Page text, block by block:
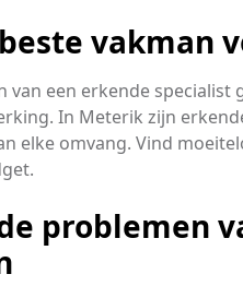
vakman
van een erkende
In Meterik zijn
elke omvang. Vind
problemen